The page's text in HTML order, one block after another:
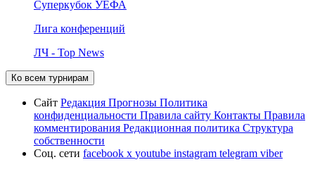
Суперкубок УЕФА
Лига конференций
ЛЧ - Top News
Ко всем турнирам
Сайт Редакция Прогнозы Политика
конфиденциальности Правила сайту Контакты Правила
комментирования Редакционная политика Структура
собственности
Соц. сети facebook x youtube instagram telegram viber